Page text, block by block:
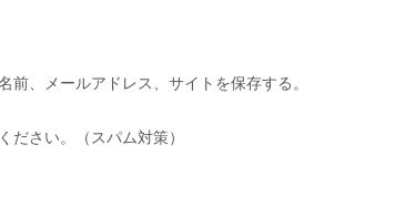
、メールアドレス、サイトを保存する。
ださい。（スパム対策）